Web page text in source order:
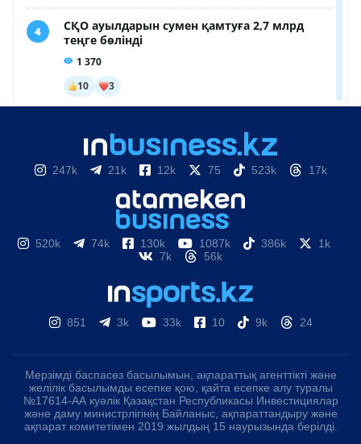
247k 21k 12k 75 523k 17k
520k 74k 130k 1087k 386k
1k
7k
56k
851 3k 33k 10 9k 24
Мерзімді баспасөз басылымын, ақпараттық агенттікті және
желілік басылымды есепке қою, қайта есепке алу туралы
№17614-АА куәлік Қазақстан Республикасы Инвестициялар
және даму министрлігінің Байланыс, ақпараттандыру және
ақпарат комитетімен 2019 жылдың 15 наурызында берілді.